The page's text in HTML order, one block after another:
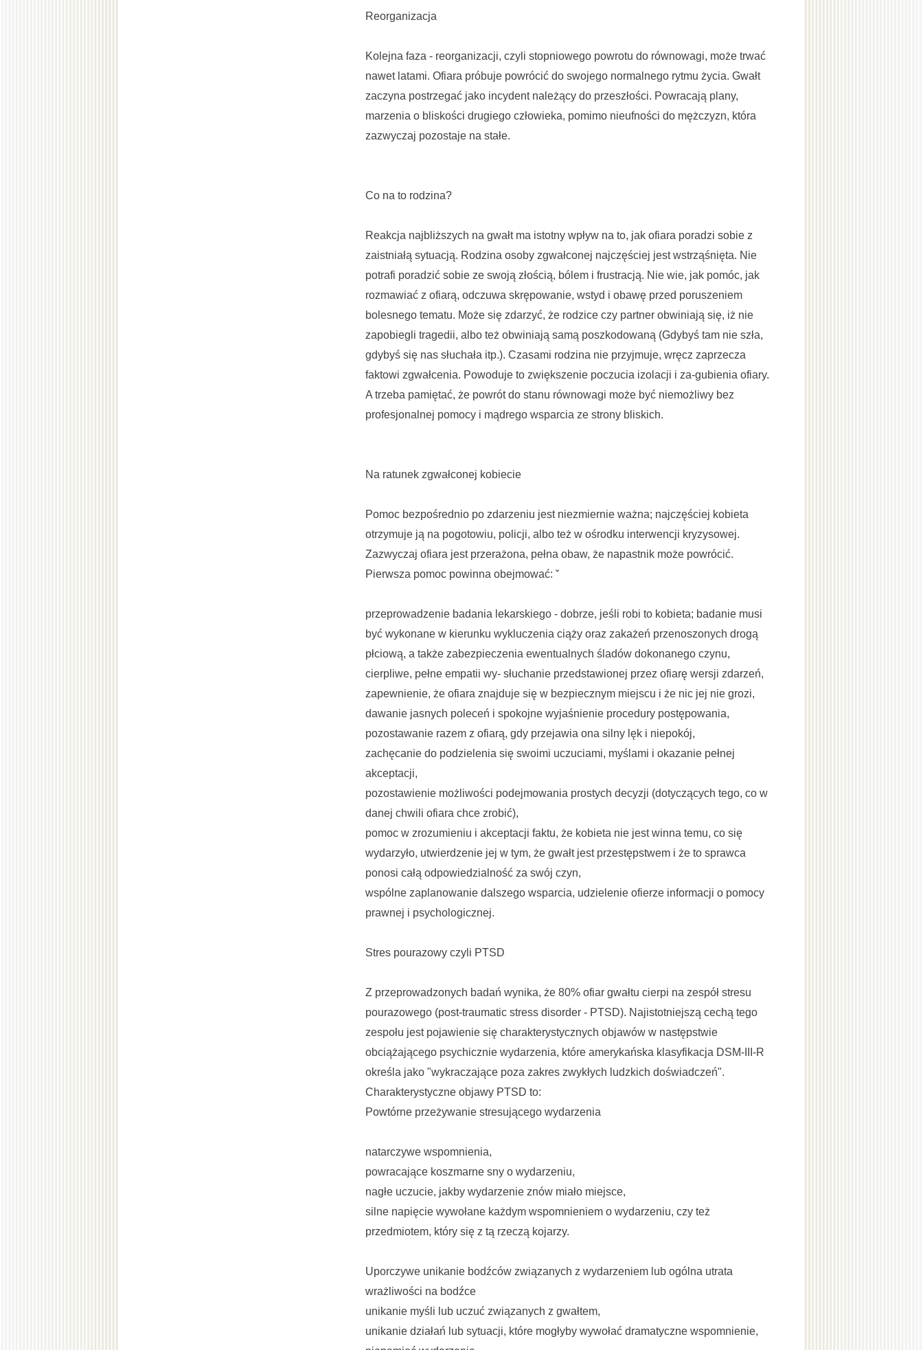
Reorganizacja
Kolejna faza - reorganizacji, czyli stopniowego powrotu do równowagi, może trwać
nawet latami. Ofiara próbuje powrócić do swojego normalnego rytmu życia. Gwałt
zaczyna postrzegać jako incydent należący do przeszłości. Powracają plany,
marzenia o bliskości drugiego człowieka, pomimo nieufności do mężczyzn, która
zazwyczaj pozostaje na stałe.
Co na to rodzina?
Reakcja najbliższych na gwałt ma istotny wpływ na to, jak ofiara poradzi sobie z
zaistniałą sytuacją. Rodzina osoby zgwałconej najczęściej jest wstrząśnięta. Nie
potrafi poradzić sobie ze swoją złością, bólem i frustracją. Nie wie, jak pomóc, jak
rozmawiać z ofiarą, odczuwa skrępowanie, wstyd i obawę przed poruszeniem
bolesnego tematu. Może się zdarzyć, że rodzice czy partner obwiniają się, iż nie
zapobiegli tragedii, albo też obwiniają samą poszkodowaną (Gdybyś tam nie szła,
gdybyś się nas słuchała itp.). Czasami rodzina nie przyjmuje, wręcz zaprzecza
faktowi zgwałcenia. Powoduje to zwiększenie poczucia izolacji i za-gubienia ofiary.
A trzeba pamiętać, że powrót do stanu równowagi może być niemożliwy bez
profesjonalnej pomocy i mądrego wsparcia ze strony bliskich.
Na ratunek zgwałconej kobiecie
Pomoc bezpośrednio po zdarzeniu jest niezmiernie ważna; najczęściej kobieta
otrzymuje ją na pogotowiu, policji, albo też w ośrodku interwencji kryzysowej.
Zazwyczaj ofiara jest przerażona, pełna obaw, że napastnik może powrócić.
Pierwsza pomoc powinna obejmować: ˇ
przeprowadzenie badania lekarskiego - dobrze, jeśli robi to kobieta; badanie musi
być wykonane w kierunku wykluczenia ciąży oraz zakażeń przenoszonych drogą
płciową, a także zabezpieczenia ewentualnych śladów dokonanego czynu,
cierpliwe, pełne empatii wy- słuchanie przedstawionej przez ofiarę wersji zdarzeń,
zapewnienie, że ofiara znajduje się w bezpiecznym miejscu i że nic jej nie grozi,
dawanie jasnych poleceń i spokojne wyjaśnienie procedury postępowania,
pozostawanie razem z ofiarą, gdy przejawia ona silny lęk i niepokój,
zachęcanie do podzielenia się swoimi uczuciami, myślami i okazanie pełnej
akceptacji,
pozostawienie możliwości podejmowania prostych decyzji (dotyczących tego, co w
danej chwili ofiara chce zrobić),
pomoc w zrozumieniu i akceptacji faktu, że kobieta nie jest winna temu, co się
wydarzyło, utwierdzenie jej w tym, że gwałt jest przestępstwem i że to sprawca
ponosi całą odpowiedzialność za swój czyn,
wspólne zaplanowanie dalszego wsparcia, udzielenie ofierze informacji o pomocy
prawnej i psychologicznej.
Stres pourazowy czyli PTSD
Z przeprowadzonych badań wynika, że 80% ofiar gwałtu cierpi na zespół stresu
pourazowego (post-traumatic stress disorder - PTSD). Najistotniejszą cechą tego
zespołu jest pojawienie się charakterystycznych objawów w następstwie
obciążającego psychicznie wydarzenia, które amerykańska klasyfikacja DSM-III-R
określa jako "wykraczające poza zakres zwykłych ludzkich doświadczeń".
Charakterystyczne objawy PTSD to:
Powtórne przeżywanie stresującego wydarzenia
natarczywe wspomnienia,
powracające koszmarne sny o wydarzeniu,
nagłe uczucie, jakby wydarzenie znów miało miejsce,
silne napięcie wywołane każdym wspomnieniem o wydarzeniu, czy też
przedmiotem, który się z tą rzeczą kojarzy.
Uporczywe unikanie bodźców związanych z wydarzeniem lub ogólna utrata
wrażliwości na bodźce
unikanie myśli lub uczuć związanych z gwałtem,
unikanie działań lub sytuacji, które mogłyby wywołać dramatyczne wspomnienie,